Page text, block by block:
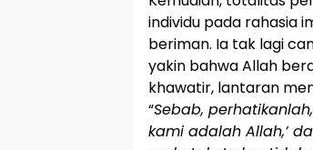
individu pada rahasia
beriman. Ia tak lagi
yakin bahwa Allah
khawatir, lantaran
“Sebab,
kami adalah Allah,’